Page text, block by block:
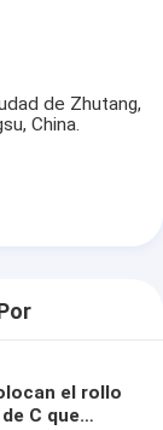
de Zhutang,
China.
el rollo
C que